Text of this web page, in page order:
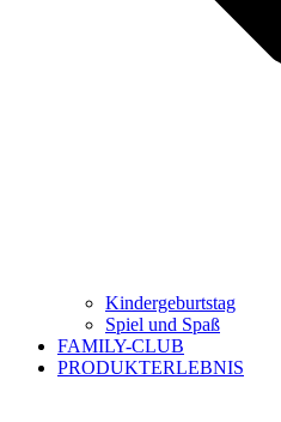
Kindergeburtstag
Spiel und Spaß
FAMILY-CLUB
PRODUKTERLEBNIS